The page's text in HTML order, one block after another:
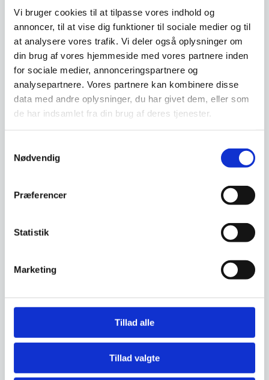
Vi bruger cookies til at tilpasse vores indhold og
annoncer, til at vise dig funktioner til sociale medier og til
at analysere vores trafik. Vi deler også oplysninger om
din brug af vores hjemmeside med vores partnere inden
for sociale medier, annonceringspartnere og
analysepartnere. Vores partnere kan kombinere disse
data med andre oplysninger, du har givet dem, eller som
de har indsamlet fra din brug af deres tjenester.
Nødvendig
Præferencer
Statistik
Marketing
Tillad alle
Tillad valgte
Foldbar Blow Mold Plast
Bord
Plast bord 180 x 76 -
foldbar.Plastbord i høj kvalitet.
Kvaliteten er næsten…
Vi prismatcher
Lifetime børne
bord/bænkesæt 4 pers,
grøn
Dette bord/bænkesæt er perfekt
sig.Bordet har plads…
1.599,00
Lifetime bord/bænkesæt 6
Det perfekte bord/bænkesæt,
opbevares fladt…
Lifetime børne stabelstol,
Lilla Lifetime børnestol: Holdbar,
til…
279,00